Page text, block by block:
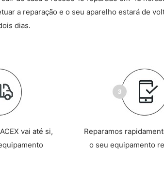
a reparação e o seu aparelho estará de
dias.
vai até si,
Reparamos
o seu equipamento